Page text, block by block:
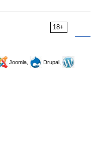
18+
Joomla,
Drupal,